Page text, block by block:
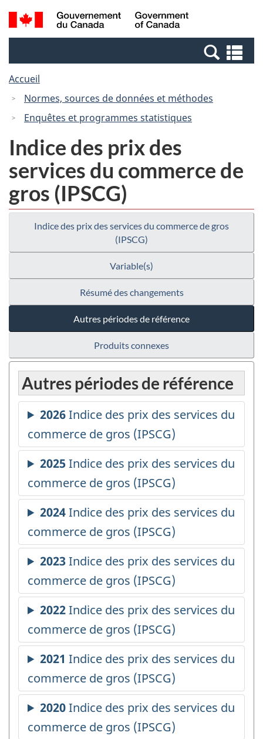
Passer
au
Passer
à
Canada
Recherche
et
et
Accueil
Normes, sources de données et méthodes
Enquêtes et programmes statistiques
Indice des prix des
services du commerce de
gros (IPSCG)
Indice des prix des services du commerce de gros
(IPSCG)
Variable(s)
Résumé des changements
Autres périodes de référence
Produits connexes
Autres périodes de référence